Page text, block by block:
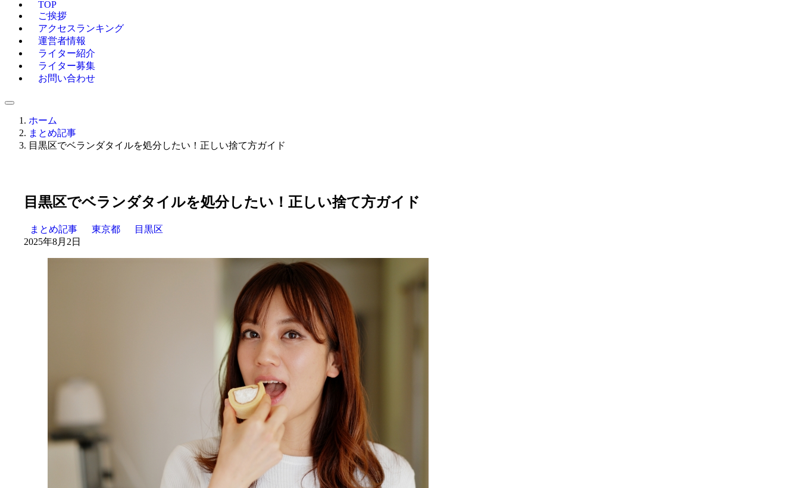
TOP
ご挨拶
アクセスランキング
運営者情報
ライター紹介
ライター募集
お問い合わせ
ホーム
まとめ記事
目黒区でベランダタイルを処分したい！正しい捨て方ガイド
目黒区でベランダタイルを処分したい！正しい捨て方ガイド
まとめ記事 東京都
目黒区
2025年8月2日